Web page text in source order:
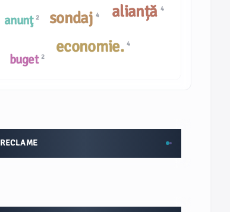
buget 2
alianță 4
anunţ 2 sondaj4
economie.4
RECLAME